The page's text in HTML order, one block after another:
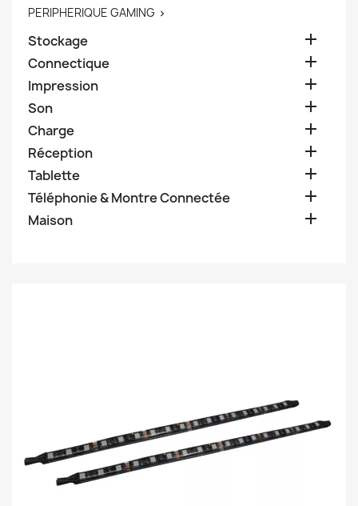
PERIPHERIQUE GAMING 
Stockage 
Connectique 
Impression 
Son 
Charge 
Réception 
Tablette 
Téléphonie & Montre Connectée 
Maison 